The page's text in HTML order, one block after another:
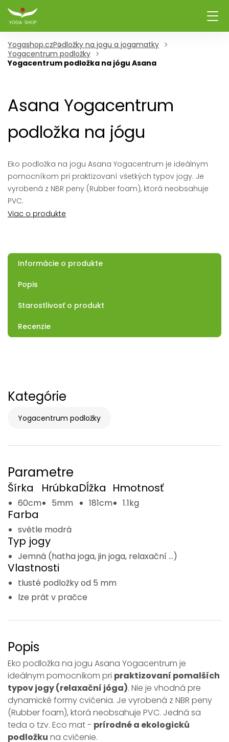
Yogashop.czPodložky na jogu a jogamatky
Yogacentrum podložky
Yogacentrum podložka na jógu Asana
Asana Yogacentrum
podložka na jógu
Eko podložka na jogu Asana Yogacentrum je ideálnym
pomocníkom pri praktizovaní všetkých typov jogy. Je
vyrobená z NBR peny (Rubber foam), ktorá neobsahuje
PVC.
Viac o produkte
Informácie o produkte
Popis
Starostlivosť o produkt
Recenzie
Kategórie
Yogacentrum podložky
Parametre
Šírka
60cm
Hrúbka
5mm
Dĺžka
181cm
Hmotnosť
1.1kg
Farba
světle modrá
Typ jogy
Jemná (hatha joga, jin joga, relaxační ...)
Vlastnosti
tlusté podložky od 5 mm
lze prát v pračce
Popis
Eko podložka na jogu Asana Yogacentrum je
ideálnym pomocníkom pri praktizovaní pomalších
typov jogy (relaxační jóga). Nie je vhodná pre
dynamické formy cvičenia. Je vyrobená z NBR peny
(Rubber foam), ktorá neobsahuje PVC. Jedná sa
teda o tzv. Eco mat - prírodné a ekologickú
podložku na cvičenie.